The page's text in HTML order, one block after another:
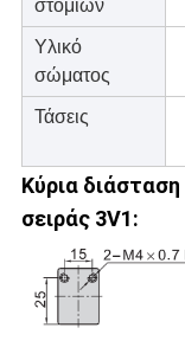
στομίων
Υλικό
σώματος
Τάσεις
Κύρια διάσταση
σειράς 3V1: